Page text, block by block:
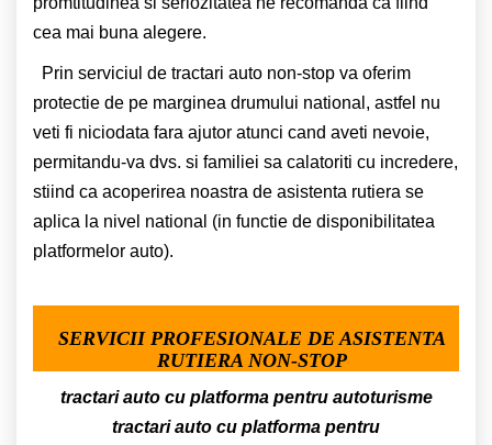
cea mai buna alegere.
Prin serviciul de tractari auto non-stop va oferim
protectie de pe marginea drumului national, astfel nu
veti fi niciodata fara ajutor atunci cand aveti nevoie,
permitandu-va dvs. si familiei sa calatoriti cu incredere,
stiind ca acoperirea noastra de asistenta rutiera se
aplica la nivel national (in functie de disponibilitatea
platformelor auto).
SERVICII PROFESIONALE DE ASISTENTA
RUTIERA NON-STOP
tractari auto cu platforma pentru autoturisme
tractari auto cu platforma pentru